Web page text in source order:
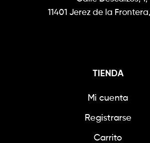
11401 Jerez de la
TIENDA
Mi cuenta
Registrarse
Carrito